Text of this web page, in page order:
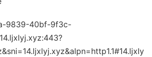
9839-40bf-9f3c-